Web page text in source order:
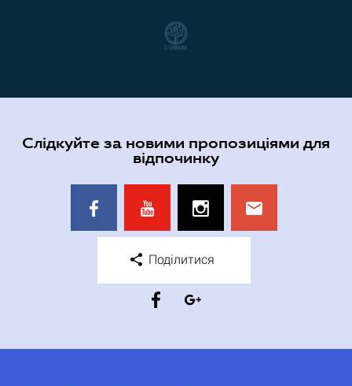
Слідкуйте за новими пропозиціями для
відпочинку
Поділитися